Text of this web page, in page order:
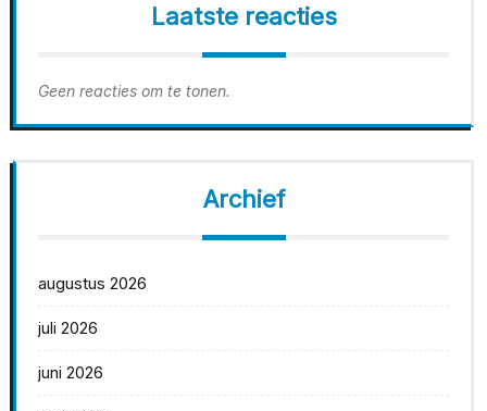
Laatste reacties
Geen reacties om te tonen.
Archief
augustus 2026
juli 2026
juni 2026